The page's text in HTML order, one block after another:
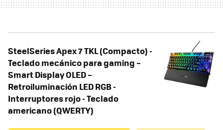
SteelSeries Apex 7 TKL (Compacto) -
Teclado mecánico para gaming –
Smart Display OLED –
Retroiluminación LED RGB -
Interruptores rojo - Teclado
americano (QWERTY)